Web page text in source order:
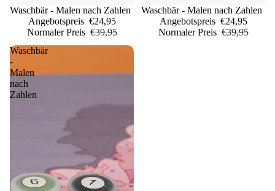
Sale
Waschbär - Malen nach Zahlen
Angebotspreis €24,95
Normaler Preis €39,95
Sale
Waschbär - Malen nach Zahlen
Angebotspreis €24,95
Normaler Preis €39,95
Waschbär
-
Malen
nach
Zahlen